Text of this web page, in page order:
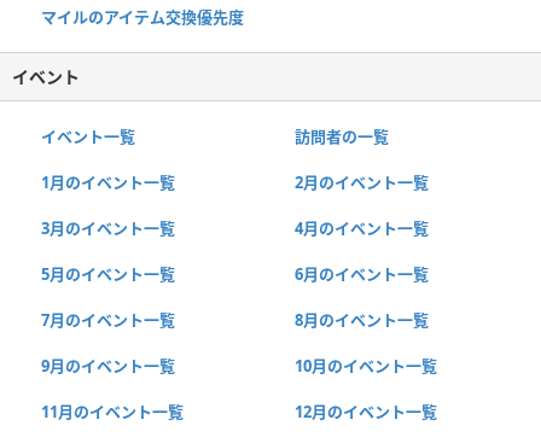
マイルのアイテム交換優先度
イベント
イベント一覧 訪問者の一覧
1月のイベント一覧 2月のイベント一覧
3月のイベント一覧 4月のイベント一覧
5月のイベント一覧 6月のイベント一覧
7月のイベント一覧 8月のイベント一覧
9月のイベント一覧 10月のイベント一覧
11月のイベント一覧 12月のイベント一覧